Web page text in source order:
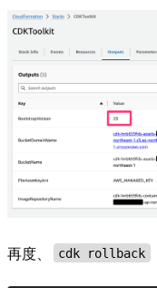
再度、 cdk rollback